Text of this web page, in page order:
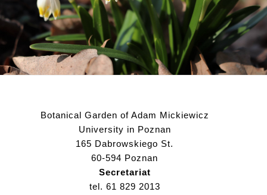
historical
avenue
of
lilacs
at
Mickiewicz
Botanical Garden of Adam Mickiewicz
University in Poznan
165 Dabrowskiego St.
60-594 Poznan
Secretariat
tel. 61 829 2013